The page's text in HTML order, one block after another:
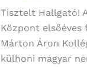
Tisztelt Hallgató!
Központ elsőéves
Márton Áron
külhoni magyar